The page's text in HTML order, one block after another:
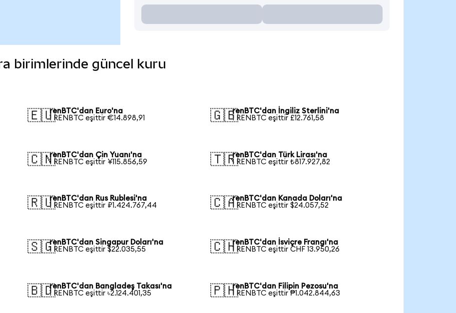
birimlerinde güncel kuru
🇪🇺renBTC'dan Euro'na
1 RENBTC eşittir €14.898,91
🇬🇧renBTC'dan İngiliz Sterlini'na
1 RENBTC eşittir £12.761,58
🇨🇳renBTC'dan Çin Yuanı'na
1 RENBTC eşittir ¥115.856,59
🇹🇷renBTC'dan Türk Lirası'na
1 RENBTC eşittir ₺817.927,82
🇷🇺renBTC'dan Rus Rublesi'na
1 RENBTC eşittir ₽1.424.767,44
🇨🇦renBTC'dan Kanada Doları'na
1 RENBTC eşittir $24.057,52
🇸🇬renBTC'dan Singapur Doları'na
1 RENBTC eşittir $22.035,55
🇨🇭renBTC'dan İsviçre Frangı'na
1 RENBTC eşittir CHF 13.950,26
🇧🇩renBTC'dan Bangladeş Takası'na
1 RENBTC eşittir ৳2.124.401,35
🇵🇭renBTC'dan Filipin Pezosu'na
1 RENBTC eşittir ₱1.042.844,63